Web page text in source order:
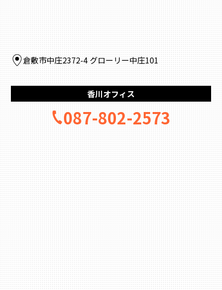
倉敷市中庄2372-4 グローリー中庄101
香川オフィス
087-802-2573